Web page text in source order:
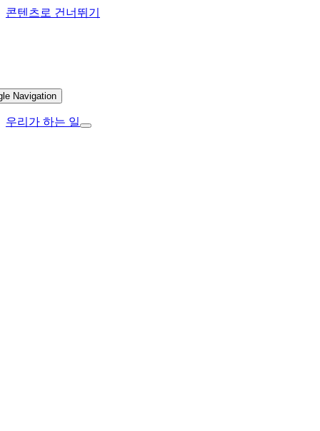
콘텐츠로 건너뛰기
Navigation
우리가 하는 일